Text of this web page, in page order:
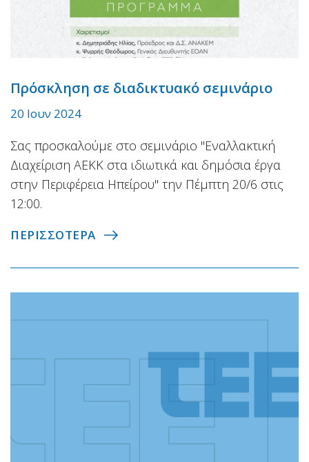
Πρόσκληση σε διαδικτυακό σεμινάριο
20 Ιουν 2024
Σας προσκαλούμε στο σεμινάριο "Εναλλακτική
Διαχείριση ΑΕΚΚ στα ιδιωτικά και δημόσια έργα
στην Περιφέρεια Ηπείρου" την Πέμπτη 20/6 στις
12:00.
ΠΕΡΙΣΣΟΤΕΡΑ